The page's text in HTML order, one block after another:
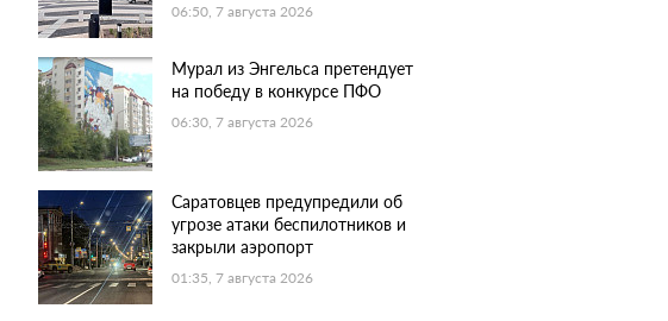
06:50, 7 августа 2026
Мурал из Энгельса претендует
на победу в конкурсе ПФО
06:30, 7 августа 2026
Саратовцев предупредили об
угрозе атаки беспилотников и
закрыли аэропорт
01:35, 7 августа 2026